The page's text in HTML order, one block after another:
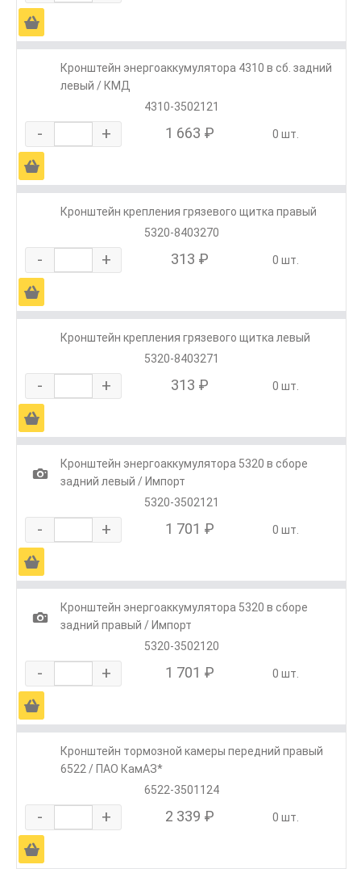
Ä
Кронштейн энергоаккумулятора 4310 в сб. задний
левый / КМД
4310-3502121
- + 1 663 ₽ 0 шт.
Ä
Кронштейн крепления грязевого щитка правый
5320-8403270
- + 313 ₽ 0 шт.
Ä
Кронштейн крепления грязевого щитка левый
5320-8403271
- + 313 ₽ 0 шт.
Ä
1
Кронштейн энергоаккумулятора 5320 в сборе
задний левый / Импорт
5320-3502121
- + 1 701 ₽ 0 шт.
Ä
1
Кронштейн энергоаккумулятора 5320 в сборе
задний правый / Импорт
5320-3502120
- + 1 701 ₽ 0 шт.
Ä
Кронштейн тормозной камеры передний правый
6522 / ПАО КамАЗ*
6522-3501124
- + 2 339 ₽ 0 шт.
Ä